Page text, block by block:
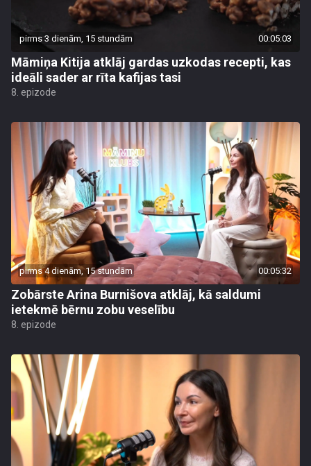
pirms 3 dienām, 15 stundām 00:05:03
Māmiņa Kitija atklāj gardas uzkodas recepti, kas
ideāli sader ar rīta kafijas tasi
8. epizode
pirms 4 dienām, 15 stundām 00:05:32
Zobārste Arina Burnišova atklāj, kā saldumi
ietekmē bērnu zobu veselību
8. epizode